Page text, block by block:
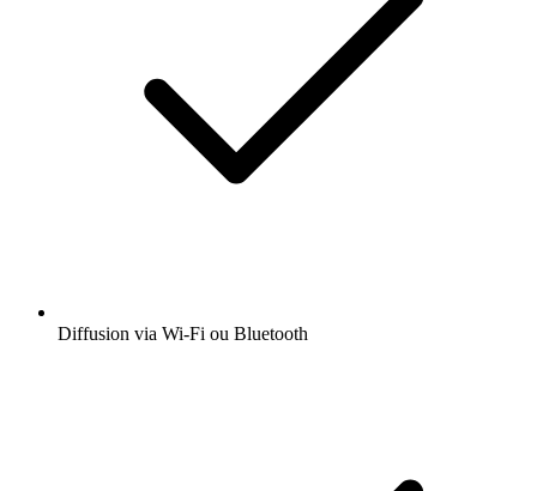
Diffusion via Wi-Fi ou Bluetooth